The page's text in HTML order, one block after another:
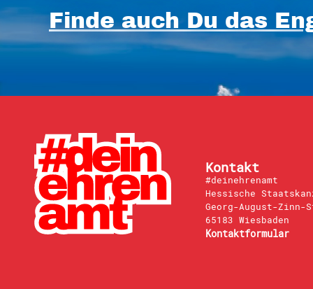
Finde auch Du das
Kontakt
#deinehrenamt
Hessische
Georg-August-Zinn-
65183 Wiesbaden
Kontaktformular